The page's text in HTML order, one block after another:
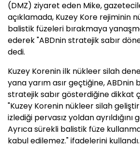
(DMZ) ziyaret eden Mike,
açıklamada, Kuzey Kore rejiminin
balistik füzeleri bırakmaya
ederek "ABDnin stratejik sabır
dedi.
Kuzey Korenin ilk nükleer silah
yana yarım asır geçtiğine, ABDnin
stratejik sabır gösterdiğine dikkat
"Kuzey Korenin nükleer silah
izlediği pervasız yoldan
Ayrıca sürekli balistik füze
kabul edilemez." ifadelerini kullandı.